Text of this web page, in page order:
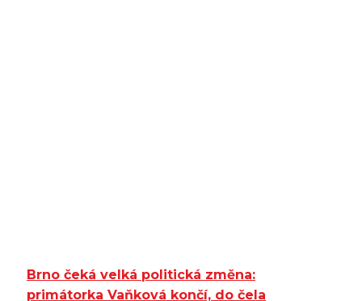
Brno čeká velká politická změna:
primátorka Vaňková končí, do čela